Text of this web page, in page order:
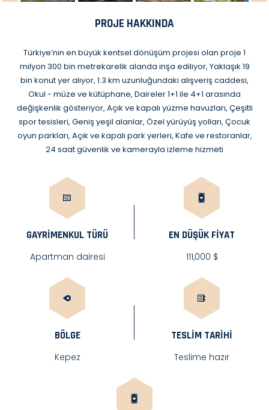
PROJE HAKKINDA
Türkiye’nin en büyük kentsel dönüşüm projesi olan proje 1
milyon 300 bin metrekarelik alanda inşa ediliyor, Yaklaşık 19
bin konut yer alıyor, 1.3 km uzunluğundaki alışveriş caddesi,
Okul - müze ve kütüphane, Daireler 1+1 ile 4+1 arasında
değişkenlik gösteriyor, Açık ve kapalı yüzme havuzları, Çeşitli
spor tesisleri, Geniş yeşil alanlar, Özel yürüyüş yolları, Çocuk
oyun parkları, Açık ve kapalı park yerleri, Kafe ve restoranlar,
24 saat güvenlik ve kamerayla izleme hizmeti
GAYRIMENKUL TÜRÜ
Apartman dairesi
EN DÜŞÜK FİYAT
111,000 $
BÖLGE
Kepez
TESLIM TARIHI
Teslime hazır